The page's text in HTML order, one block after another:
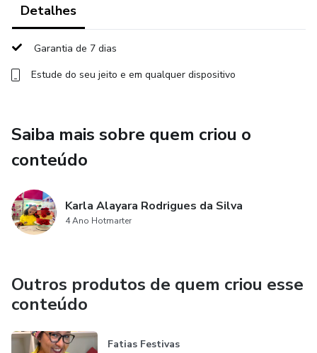
extraordinário.
Além das técnicas, a formação traz módulos sobre
transporte seguro, criatividade na confeitaria, marketing
leve, prática e direta, como uma conversa entre professora
e aluna.
O curso é para quem deseja evoluir na confeitaria,
conquistar autonomia, estabilidade nos resultados e
confiança para enfrentado calor sem medo.
Detalhes
Garantia de 7 dias
Estude do seu jeito e em qualquer dispositivo
Saiba mais sobre quem criou o
conteúdo
Karla Alayara Rodrigues da Silva
4 Ano Hotmarter
Outros produtos de quem criou esse
conteúdo
Fatias Festivas